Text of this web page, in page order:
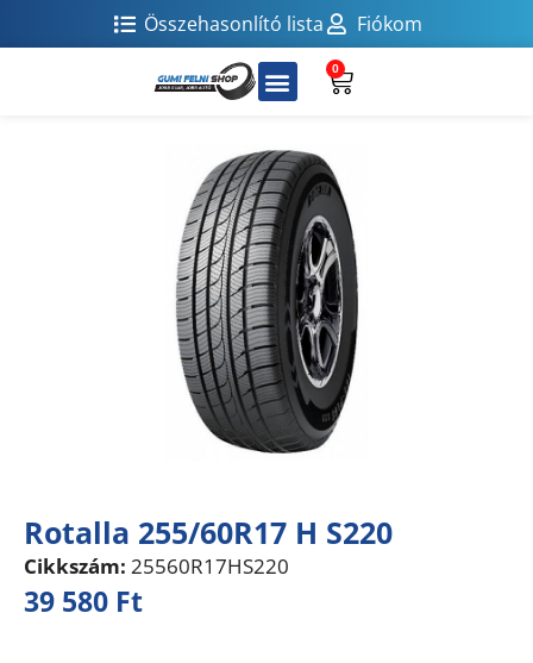
Összehasonlító lista Fiókom
0
Rotalla 255/60R17 H S220
Cikkszám: 25560R17HS220
39 580 Ft